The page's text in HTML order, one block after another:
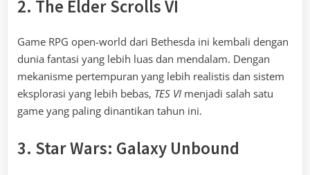
2. The Elder Scrolls VI
Game RPG open-world dari Bethesda ini kembali dengan
dunia fantasi yang lebih luas dan mendalam. Dengan
mekanisme pertempuran yang lebih realistis dan sistem
eksplorasi yang lebih bebas, TES VI menjadi salah satu
game yang paling dinantikan tahun ini.
3. Star Wars: Galaxy Unbound